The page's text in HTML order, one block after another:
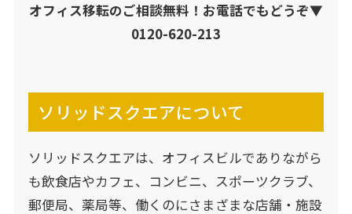
オフィス移転のご相談無料！お電話でもどうぞ▼
0120-620-213
ソリッドスクエアについて
ソリッドスクエアは、オフィスビルでありながら
も飲食店やカフェ、コンビニ、スポーツクラブ、
郵便局、薬局等、働くのにさまざまな店舗・施設